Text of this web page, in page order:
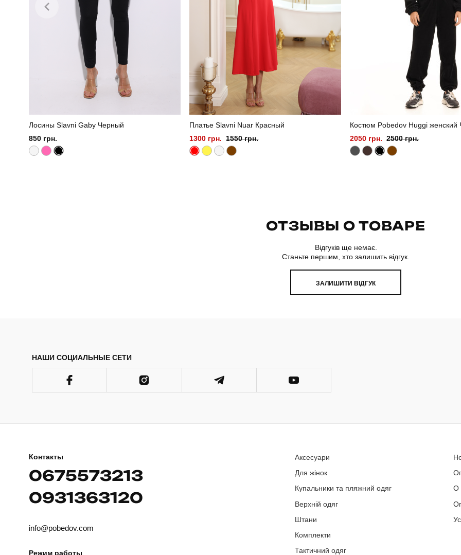
Лосины Slavni Gaby Черный
850 грн.
Платье Slavni Nuar Красный
1300 грн. 1550 грн.
Костюм Pobedov Huggi женский
2050 грн. 2500 грн.
ОТЗЫВЫ О ТОВАРЕ
Відгуків ще немає.
Станьте першим, хто залишить відгук.
ЗАЛИШИТИ ВІДГУК
НАШИ СОЦИАЛЬНЫЕ СЕТИ
Контакты
0675573213
0931363120
info@pobedov.com
Режим работы
Аксесуари
Для жінок
Купальники та пляжний одяг
Верхній одяг
Штани
Комплекти
Тактичний одяг
О